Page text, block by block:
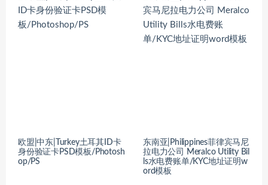
欧盟|中东|Turkey土耳其ID卡
身份验证卡PSD模板/Photosh
op/PS
东南亚|Philippines菲律宾马尼
拉电力公司 Meralco Utility Bil
ls水电费账单/KYC地址证明w
ord模板